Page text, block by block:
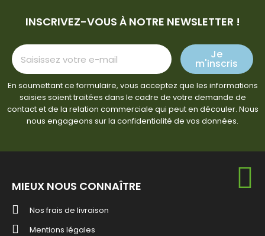
INSCRIVEZ-VOUS À NOTRE NEWSLETTER !
Je
m'inscris
En soumettant ce formulaire, vous acceptez que les informations
saisies soient traitées dans le cadre de votre demande de
contact et de la relation commerciale qui peut en découler. Nous
nous engageons sur la confidentialité de vos données.
MIEUX NOUS CONNAÎTRE
Nos frais de livraison
Mentions légales